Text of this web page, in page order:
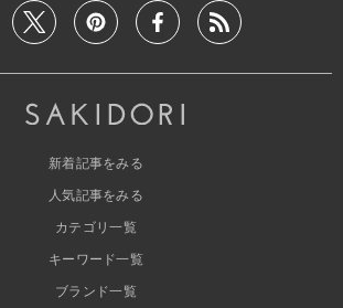
新着記事をみる
人気記事をみる
カテゴリ一覧
キーワード一覧
ブランド一覧